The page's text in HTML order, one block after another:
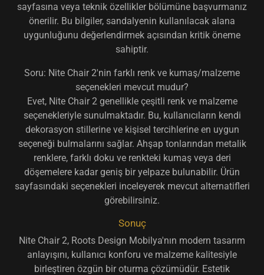
sayfasına veya teknik özellikler bölümüne başvurmanız
önerilir. Bu bilgiler, sandalyenin kullanılacak alana
uygunluğunu değerlendirmek açısından kritik öneme
sahiptir.
Soru: Nite Chair 2'nin farklı renk ve kumaş/malzeme
seçenekleri mevcut mudur?
Evet, Nite Chair 2 genellikle çeşitli renk ve malzeme
seçenekleriyle sunulmaktadır. Bu, kullanıcıların kendi
dekorasyon stillerine ve kişisel tercihlerine en uygun
seçeneği bulmalarını sağlar. Ahşap tonlarından metalik
renklere, farklı doku ve renkteki kumaş veya deri
döşemelere kadar geniş bir yelpaze bulunabilir. Ürün
sayfasındaki seçenekleri inceleyerek mevcut alternatifleri
görebilirsiniz.
Sonuç
Nite Chair 2, Roots Design Mobilya'nın modern tasarım
anlayışını, kullanıcı konforu ve malzeme kalitesiyle
birleştiren özgün bir oturma çözümüdür. Estetik